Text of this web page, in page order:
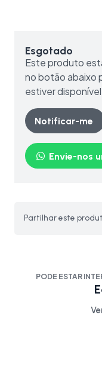
Esgotado
Este produto
no botão abaixo
estiver
Notificar-me
Envie-nos
Partilhar este
PODE ESTAR